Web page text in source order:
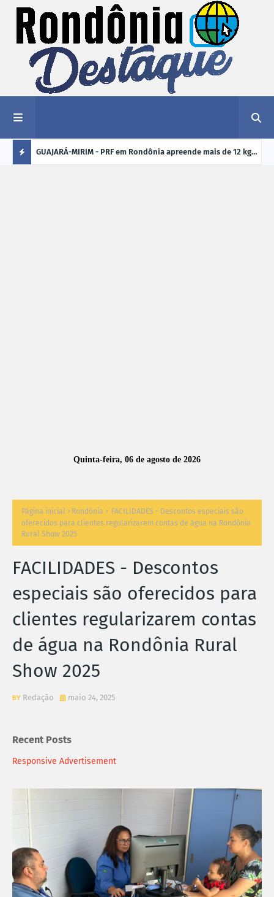
kg de GUAJARÁ-MIRIM - PRF em Rondônia apreende mais de 12 kg
Quinta-feira, 06 de agosto de 2026
Página inicial Rondônia
FACILIDADES - Descontos especiais são
oferecidos para clientes regularizarem contas de água na Rondônia
Rural Show 2025
FACILIDADES - Descontos
especiais são oferecidos para
clientes regularizarem contas
de água na Rondônia Rural
Show 2025
Redação maio 24, 2025
Recent Posts
Responsive Advertisement